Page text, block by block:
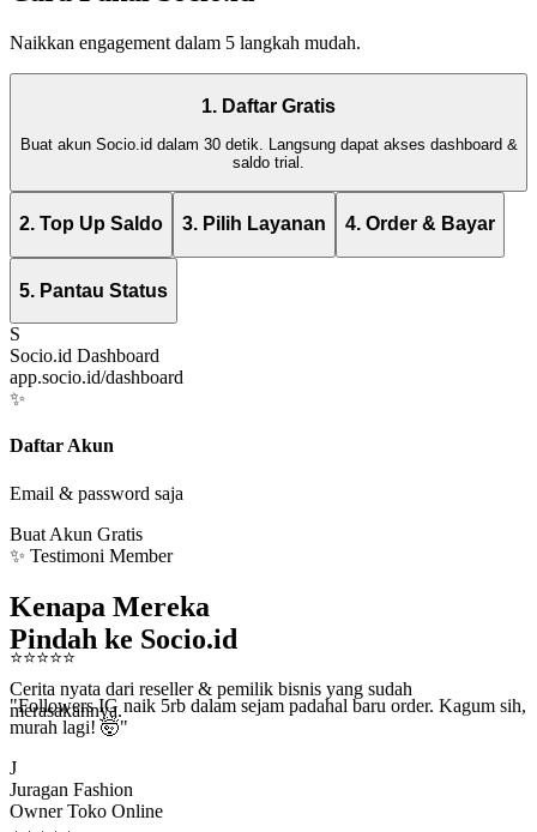
Naikkan engagement dalam 5 langkah mudah.
1. Daftar Gratis
Buat akun Socio.id dalam 30 detik. Langsung dapat akses dashboard &
saldo trial.
2. Top Up Saldo 3. Pilih Layanan 4. Order & Bayar
5. Pantau Status
S
Socio.id Dashboard
app.socio.id/dashboard
✨
Daftar Akun
Email & password saja
Buat Akun Gratis
✨ Testimoni Member
Kenapa Mereka
Pindah ke Socio.id
Cerita nyata dari reseller & pemilik bisnis yang sudah
merasakannya.
⭐⭐⭐⭐ ⭐
"Followers IG naik 5rb dalam sejam padahal baru order. Kagum sih,
murah lagi! 🤯"
Juragan Fashion
Owner Toko Online
⭐⭐⭐⭐ ⭐